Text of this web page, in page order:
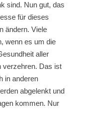
sind. Nun gut, das
für dieses
ändern. Viele
wenn es um die
aller
verzehren. Das ist
in anderen
abgelenkt und
kommen. Nur